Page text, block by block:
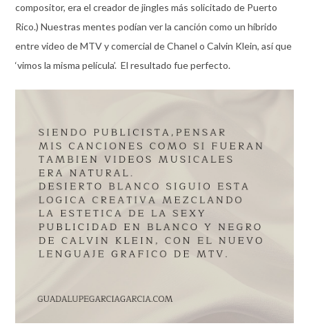
compositor, era el creador de jingles más solicitado de Puerto
Rico.) Nuestras mentes podían ver la canción como un híbrido
entre video de MTV y comercial de Chanel o Calvin Klein, así que
‘vimos la misma película’. El resultado fue perfecto.